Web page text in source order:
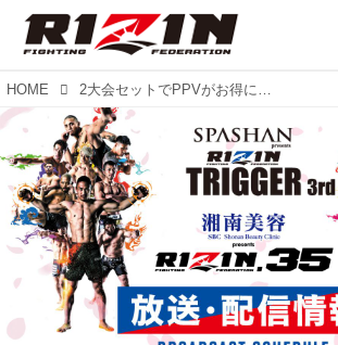
HOME 2大会セットでPPVがお得に！SPASHAN presents RIZIN TRIGGER 3rd & 湘南美容クリニック presents RIZIN.35 放送・配信情報